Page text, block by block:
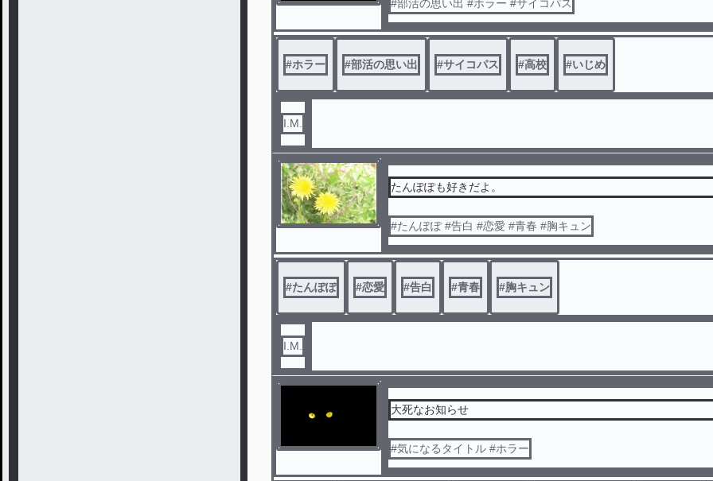
#部活の思い出 #ホラー #サイコパス
#ホラー #部活の思い出 #サイコパス #高校 #いじめ
I.M.
たんぽぽも好きだよ。
#たんぽぽ #告白 #恋愛 #青春 #胸キュン
#たんぽぽ #恋愛 #告白 #青春 #胸キュン
I.M.
大死なお知らせ
#気になるタイトル #ホラー